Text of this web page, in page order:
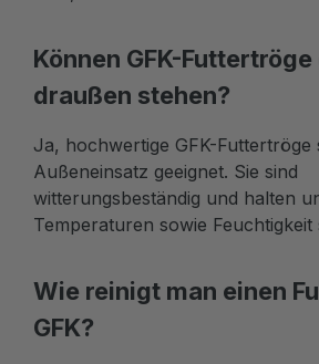
Können GFK-
draußen stehen?
Ja, hochwertige GFK-Futtertröge
Außeneinsatz geeignet. Sie sind
witterungsbeständig und halten
Temperaturen sowie Feuchtigkeit
Wie reinigt man einen
GFK?